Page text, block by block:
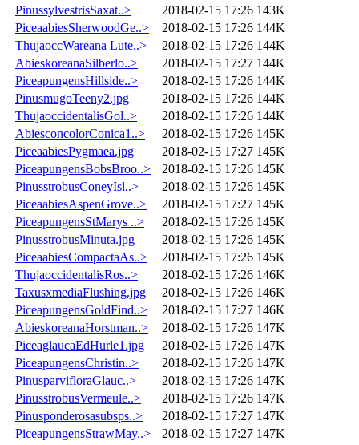
PinussylvestrisSaxat..>
2018-02-15 17:26 143K
PiceaabiesSherwoodGe..>
2018-02-15 17:26 144K
ThujaoccWareana Lute..>
2018-02-15 17:26 144K
AbieskoreanaSilberlo..>
2018-02-15 17:27 144K
PiceapungensHillside..>
2018-02-15 17:26 144K
PinusmugoTeeny2.jpg
2018-02-15 17:26 144K
ThujaoccidentalisGol..>
2018-02-15 17:26 144K
AbiesconcolorConica1..>
2018-02-15 17:26 145K
PiceaabiesPygmaea.jpg
2018-02-15 17:27 145K
PiceapungensBobsBroo..>
2018-02-15 17:26 145K
PinusstrobusConeyIsl..>
2018-02-15 17:26 145K
PiceaabiesAspenGrove..>
2018-02-15 17:27 145K
PiceapungensStMarys ..>
2018-02-15 17:26 145K
PinusstrobusMinuta.jpg
2018-02-15 17:26 145K
PiceaabiesCompactaAs..>
2018-02-15 17:26 145K
ThujaoccidentalisRos..>
2018-02-15 17:26 146K
TaxusxmediaFlushing.jpg
2018-02-15 17:26 146K
PiceapungensGoldFind..>
2018-02-15 17:27 146K
AbieskoreanaHorstman..>
2018-02-15 17:26 147K
PiceaglaucaEdHurle1.jpg
2018-02-15 17:26 147K
PiceapungensChristin..>
2018-02-15 17:26 147K
PinusparvifloraGlauc..>
2018-02-15 17:26 147K
PinusstrobusVermeule..>
2018-02-15 17:26 147K
Pinusponderosasubsps..>
2018-02-15 17:27 147K
PiceapungensStrawMay..>
2018-02-15 17:27 147K